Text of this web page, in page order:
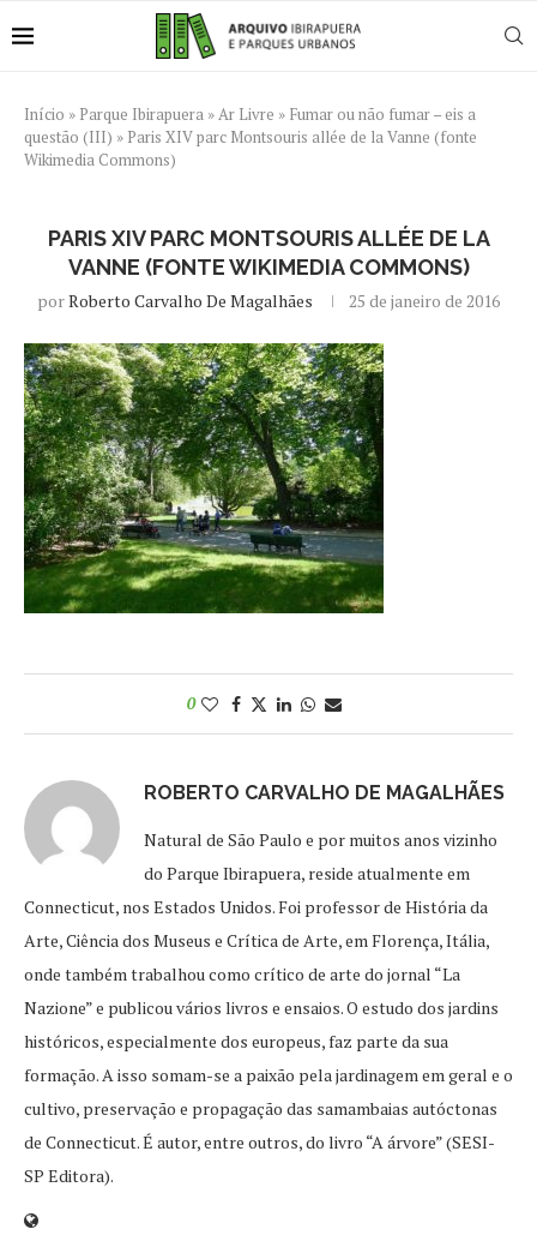
Início » Parque Ibirapuera »Ar Livre » Fumar ou não fumar – eis a
questão (III) » Paris XIV parc Montsouris allée de la Vanne (fonte
Wikimedia Commons)
PARIS XIV PARC MONTSOURIS ALLÉE DE LA
VANNE (FONTE WIKIMEDIA COMMONS)
porRoberto Carvalho De Magalhães 25 de janeiro de 2016
0
ROBERTO CARVALHO DE MAGALHÃES
Natural de São Paulo e por muitos anos vizinho
do Parque Ibirapuera, reside atualmente em
Connecticut, nos Estados Unidos. Foi professor de História da
Arte, Ciência dos Museus e Crítica de Arte, em Florença, Itália,
onde também trabalhou como crítico de arte do jornal “La
Nazione” e publicou vários livros e ensaios. O estudo dos jardins
históricos, especialmente dos europeus, faz parte da sua
formação. A isso somam-se a paixão pela jardinagem em geral e o
cultivo, preservação e propagação das samambaias autóctonas
de Connecticut. É autor, entre outros, do livro “A árvore” (SESI-
SP Editora).